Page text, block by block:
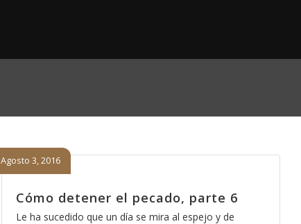
Cómo detener el pecado, parte 6
Agosto 3, 2016
Le ha sucedido que un día se mira al espejo y de